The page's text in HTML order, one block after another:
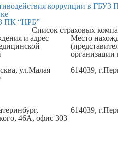
коррупции в ГБУЗ
ПК “НРБ”
Список страховых
и адрес
Место
организации
ул.Малая
614039,
46А, офис 303
614039,